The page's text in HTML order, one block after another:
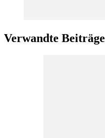
Verwandte Beiträge